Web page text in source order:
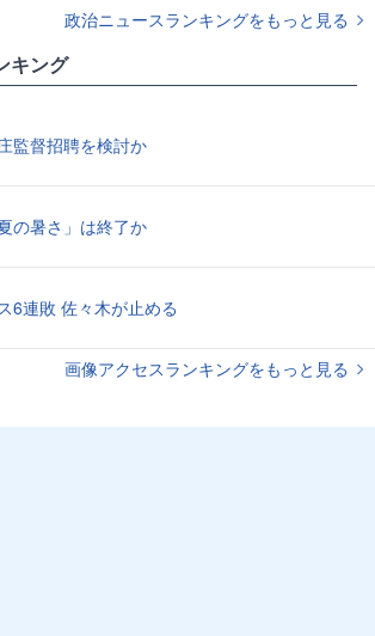
政治ニュースランキングをもっと見る
キング
監督招聘を検討か
の暑さ」は終了か
6連敗 佐々木が止める
画像アクセスランキングをもっと見る